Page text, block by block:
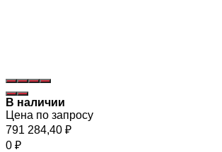
В наличии
Цена по запросу
791 284,40 ₽
0 ₽